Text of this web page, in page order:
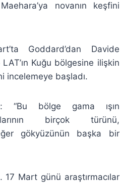
novanın keşfini
Goddard’dan Davide
Kuğu bölgesine ilişkin
incelemeye başladı.
“Bu bölge gama ışın
birçok türünü,
gökyüzünün başka bir
Mart günü araştırmacılar